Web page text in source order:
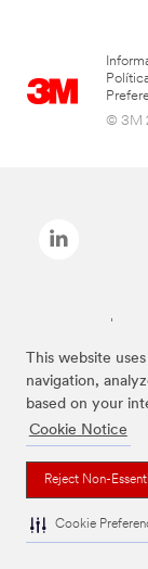
This website
navigation,
based on your
Cookie Notice
Reject Non-
Cookie
© 3M
Las